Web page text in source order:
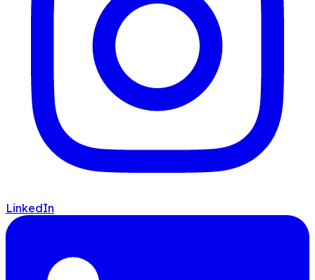
LinkedIn